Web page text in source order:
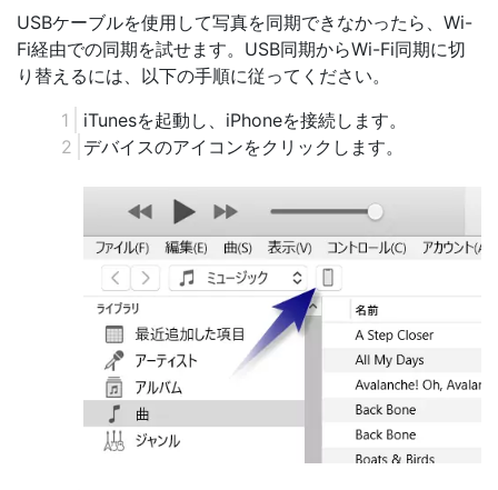
USBケーブルを使用して写真を同期できなかったら、Wi-
Fi経由での同期を試せます。USB同期からWi-Fi同期に切
り替えるには、以下の手順に従ってください。
iTunesを起動し、iPhoneを接続します。
デバイスのアイコンをクリックします。